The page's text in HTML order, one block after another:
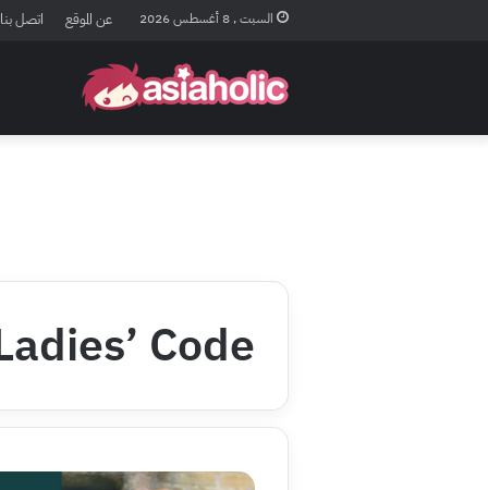
السبت , 8 أغسطس 2026 عن الموقع اتصل بنا
Code